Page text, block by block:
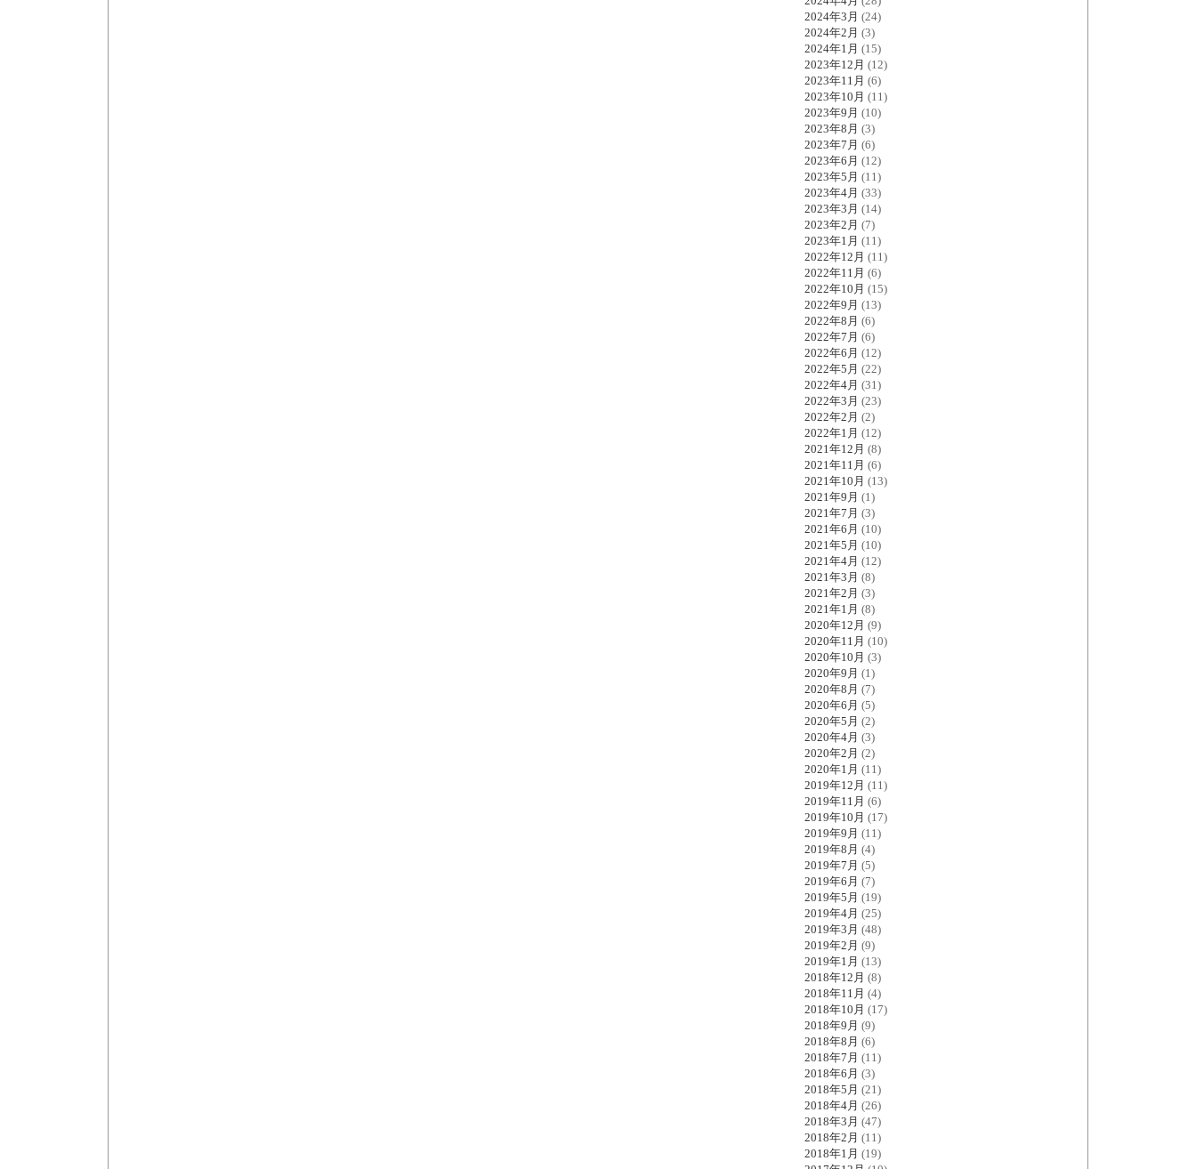
2024年3月 (24)
2024年2月 (3)
2024年1月 (15)
2023年12月 (12)
2023年11月 (6)
2023年10月 (11)
2023年9月 (10)
2023年8月 (3)
2023年7月 (6)
2023年6月 (12)
2023年5月 (11)
2023年4月 (33)
2023年3月 (14)
2023年2月 (7)
2023年1月 (11)
2022年12月 (11)
2022年11月 (6)
2022年10月 (15)
2022年9月 (13)
2022年8月 (6)
2022年7月 (6)
2022年6月 (12)
2022年5月 (22)
2022年4月 (31)
2022年3月 (23)
2022年2月 (2)
2022年1月 (12)
2021年12月 (8)
2021年11月 (6)
2021年10月 (13)
2021年9月 (1)
2021年7月 (3)
2021年6月 (10)
2021年5月 (10)
2021年4月 (12)
2021年3月 (8)
2021年2月 (3)
2021年1月 (8)
2020年12月 (9)
2020年11月 (10)
2020年10月 (3)
2020年9月 (1)
2020年8月 (7)
2020年6月 (5)
2020年5月 (2)
2020年4月 (3)
2020年2月 (2)
2020年1月 (11)
2019年12月 (11)
2019年11月 (6)
2019年10月 (17)
2019年9月 (11)
2019年8月 (4)
2019年7月 (5)
2019年6月 (7)
2019年5月 (19)
2019年4月 (25)
2019年3月 (48)
2019年2月 (9)
2019年1月 (13)
2018年12月 (8)
2018年11月 (4)
2018年10月 (17)
2018年9月 (9)
2018年8月 (6)
2018年7月 (11)
2018年6月 (3)
2018年5月 (21)
2018年4月 (26)
2018年3月 (47)
2018年2月 (11)
2018年1月 (19)